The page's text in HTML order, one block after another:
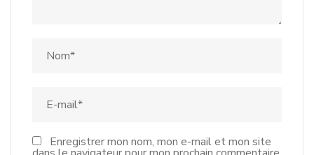
Enregistrer mon nom, mon e-mail et mon site